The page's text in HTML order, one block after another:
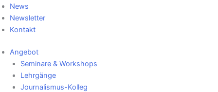
News
Newsletter
Kontakt
Angebot
Seminare & Workshops
Lehrgänge
Journalismus-Kolleg